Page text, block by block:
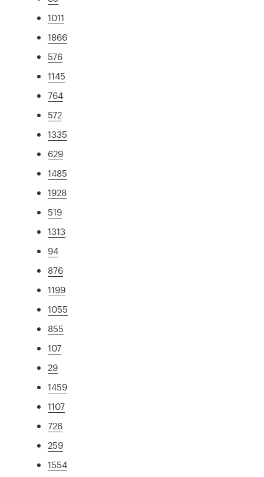
1011
1866
576
1145
764
572
1335
629
1485
1928
519
1313
94
876
1199
1055
855
107
29
1459
1107
726
259
1554